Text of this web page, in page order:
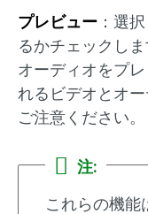
プレビュー ：選
るかチェックし
オーディオをプ
れるビデオとオ
ご注意ください。
注:
これらの機能